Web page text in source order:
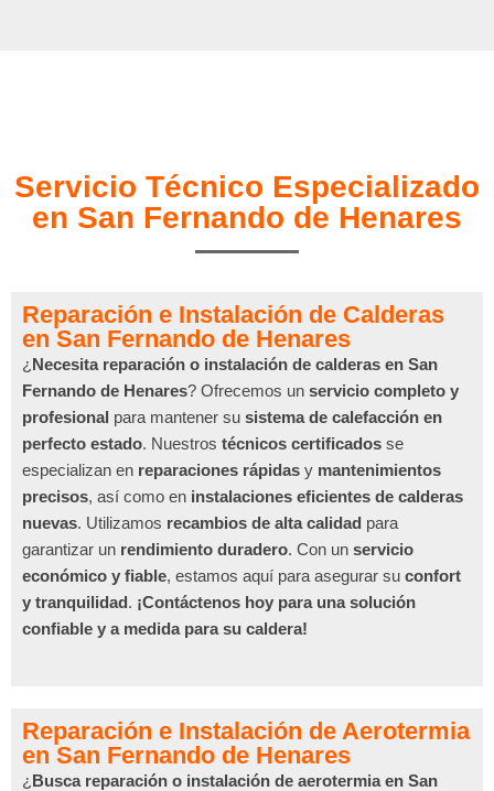
Servicio Técnico Especializado
en San Fernando de Henares
Reparación e Instalación de Calderas
en San Fernando de Henares
¿ Necesita reparación o instalación de calderas en San
Fernando de Henares? Ofrecemos un servicio completo y
profesional para mantener su sistema de calefacción en
perfecto estado. Nuestros técnicos certificados se
especializan en reparaciones rápidas y mantenimientos
precisos, así como en instalaciones eficientes de calderas
nuevas. Utilizamos recambios de alta calidad para
garantizar un rendimiento duradero. Con un servicio
económico y fiable, estamos aquí para asegurar su confort
y tranquilidad. ¡Contáctenos hoy para una solución
confiable y a medida para su caldera!
Reparación e Instalación de Aerotermia
en San Fernando de Henares
¿ Busca reparación o instalación de aerotermia en San